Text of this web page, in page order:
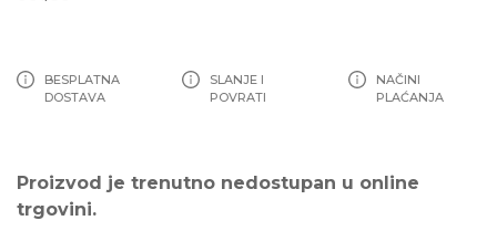
BESPLATNA
DOSTAVA
SLANJE I
POVRATI
NAČINI
PLAĆANJA
Proizvod je trenutno nedostupan u online
trgovini.